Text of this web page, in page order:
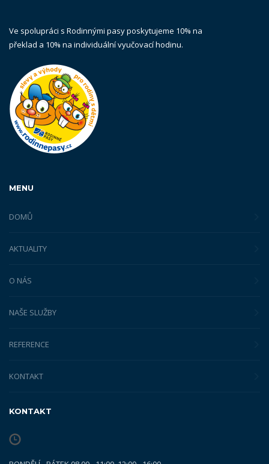
Ve spolupráci s Rodinnými pasy poskytujeme 10% na
překlad a 10% na individuální vyučovací hodinu.
MENU
DOMŮ
AKTUALITY
O NÁS
NAŠE SLUŽBY
REFERENCE
KONTAKT
KONTAKT